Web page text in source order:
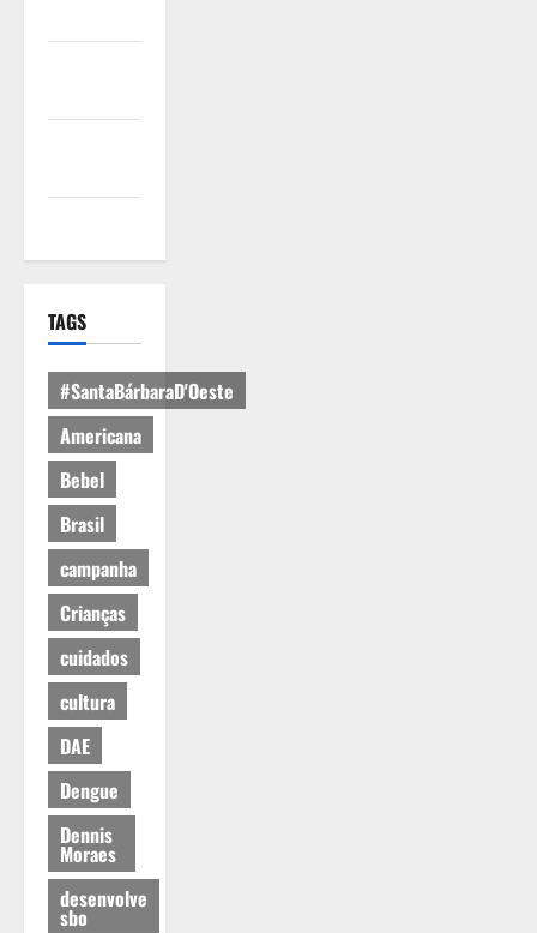
TAGS
#SantaBárbaraD'Oeste
Americana
Bebel
Brasil
campanha
Crianças
cuidados
cultura
DAE
Dengue
Dennis
Moraes
desenvolve
sbo